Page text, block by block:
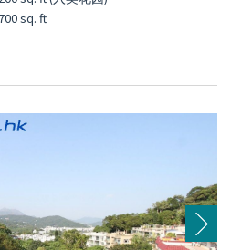
700 sq. ft